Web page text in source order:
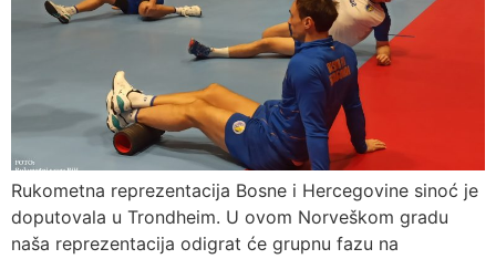
Rukometna reprezentacija Bosne i Hercegovine sinoć je
doputovala u Trondheim. U ovom Norveškom gradu
naša reprezentacija odigrat će grupnu fazu na